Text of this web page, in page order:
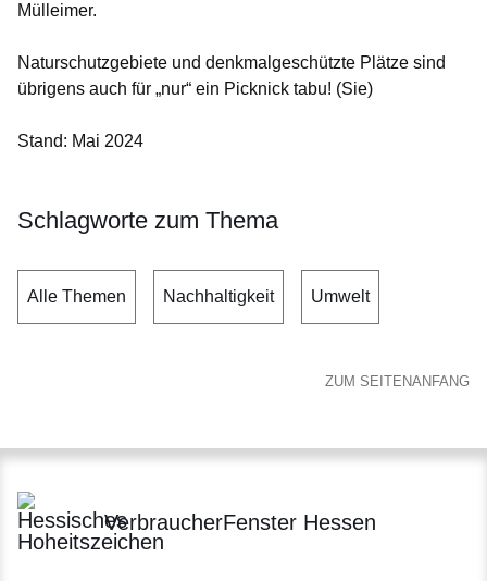
Mülleimer.
Naturschutzgebiete und denkmalgeschützte Plätze sind
übrigens auch für „nur“ ein Picknick tabu! (Sie)
Stand: Mai 2024
Schlagworte zum Thema
Alle Themen Nachhaltigkeit Umwelt
ZUM SEITENANFANG
VerbraucherFenster Hessen